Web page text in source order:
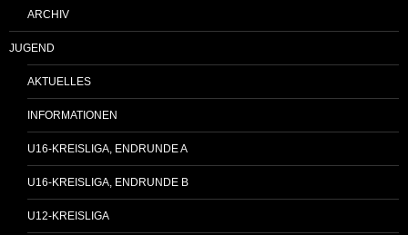
ARCHIV
JUGEND
AKTUELLES
INFORMATIONEN
U16-KREISLIGA, ENDRUNDE A
U16-KREISLIGA, ENDRUNDE B
U12-KREISLIGA